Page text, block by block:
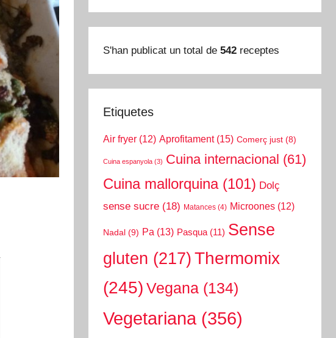
S'han publicat un total de542 receptes
Etiquetes
Air fryer (12) Aprofitament(15) Comerç just (8)
Cuina espanyola (3) Cuina internacional (61)
Cuina mallorquina(101) Dolç
sense sucre (18) Matances (4) Microones (12)
Nadal (9) Pa (13) Pasqua (11) Sense
gluten (217) Thermomix
(245) Vegana (134)
Vegetariana (356)